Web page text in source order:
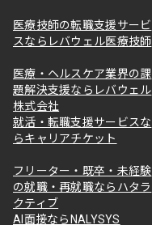
医療技師の転職支援サービ
スならレバウェル医療技師
医療・ヘルスケア業界の課
題解決支援ならレバウェル
株式会社
就活・転職支援サービスな
らキャリアチケット
フリーター・既卒・未経験
の就職・再就職ならハタラ
クティブ
AI面接ならNALYSYS